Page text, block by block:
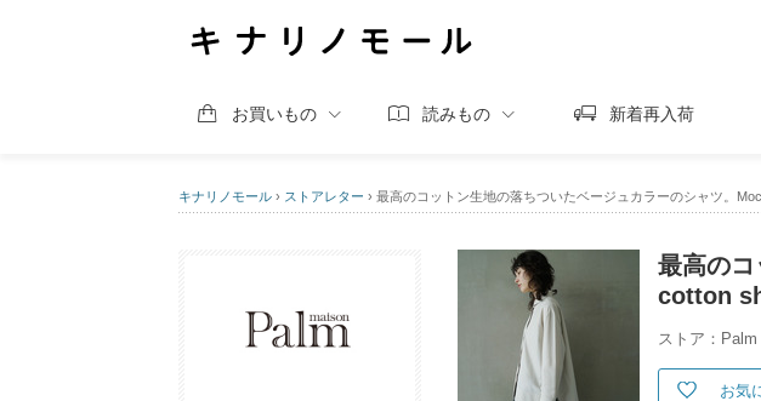
お買いもの 読みもの 新着再入荷
キナリノモール › ストアレター › 最高のコットン生地の落ちついたベージュカラーのシャツ。
最高の
cotton
ストア：
お気